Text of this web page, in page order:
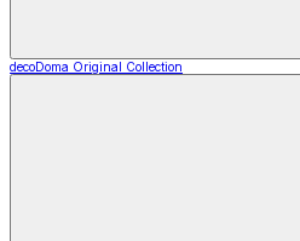
decoDoma Original Collection